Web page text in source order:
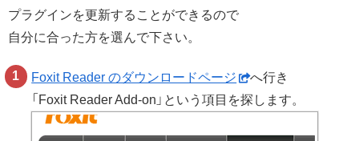
プラグインを更新することができるので
自分に合った方を選んで下さい。
Foxit Reader のダウンロードページ
へ行き
「Foxit Reader Add-on」という項目を探します。